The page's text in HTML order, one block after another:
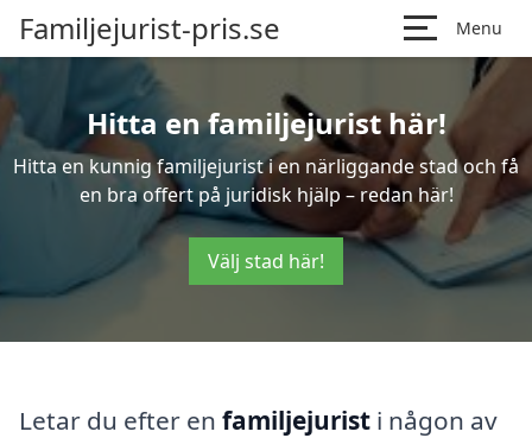
Familjejurist-pris.se Menu
Hitta en familjejurist här!
Hitta en kunnig familjejurist i en närliggande stad och få
en bra offert på juridisk hjälp – redan här!
Välj stad här!
Letar du efter en familjejurist i någon av